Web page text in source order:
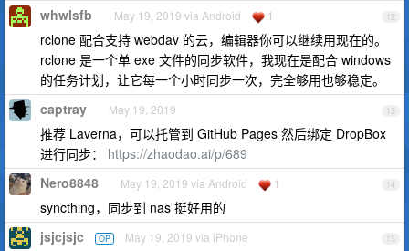
12
whwlsfb May 19, 2019 via Android 1
rclone 配合支持 webdav 的云，编辑器你可以继续用现在的。
rclone 是一个单 exe 文件的同步软件，我现在是配合 windows
的任务计划，让它每一个小时同步一次，完全够用也够稳定。
13
captray May 19, 2019
推荐 Laverna，可以托管到 GitHub Pages 然后绑定 DropBox
进行同步： https://zhaodao.ai/p/689
14
Nero8848 May 19, 2019 via Android 1
syncthing，同步到 nas 挺好用的
15
jsjcjsjc OP May 19, 2019 via iPhone